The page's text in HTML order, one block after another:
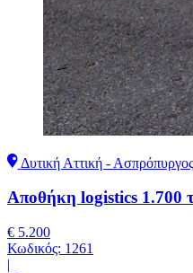
Δυτική Αττική - Ασπρόπυργος
Αποθήκη logistics 1.700
€ 5.200
Κωδικός: 1261
|